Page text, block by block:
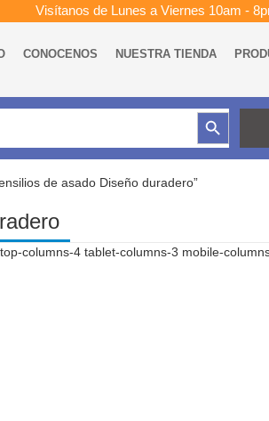
Visítanos de Lunes a Viernes 10am -
CONOCENOS NUESTRA TIENDA
Botón de búsqueda
de asado Diseño duradero”
columns-4 tablet-columns-3 mobile-